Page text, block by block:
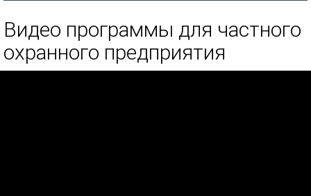
Видео программы для частного
охранного предприятия